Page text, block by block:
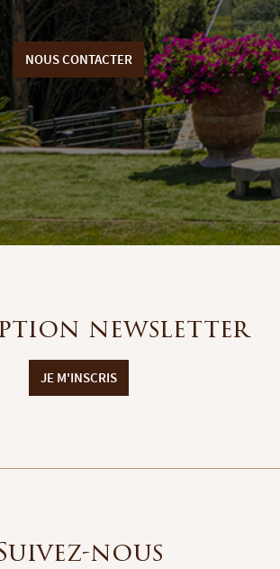
NOUS CONTACTER
newsletter
JE M'INSCRIS
nous